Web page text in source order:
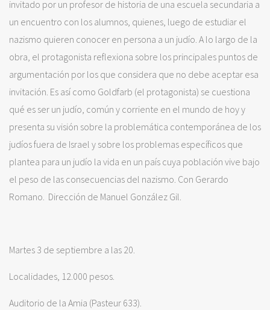
invitado por un profesor de historia de una escuela secundaria a
un encuentro con los alumnos, quienes, luego de estudiar el
nazismo quieren conocer en persona a un judío. A lo largo de la
obra, el protagonista reflexiona sobre los principales puntos de
argumentación por los que considera que no debe aceptar esa
invitación. Es así como Goldfarb (el protagonista) se cuestiona
qué es ser un judío, común y corriente en el mundo de hoy y
presenta su visión sobre la problemática contemporánea de los
judíos fuera de Israel y sobre los problemas específicos que
plantea para un judío la vida en un país cuya población vive bajo
el peso de las consecuencias del nazismo. Con Gerardo
Romano. Dirección de Manuel González Gil.
Martes 3 de septiembre a las 20.
Localidades, 12.000 pesos.
Auditorio de la Amia (Pasteur 633).